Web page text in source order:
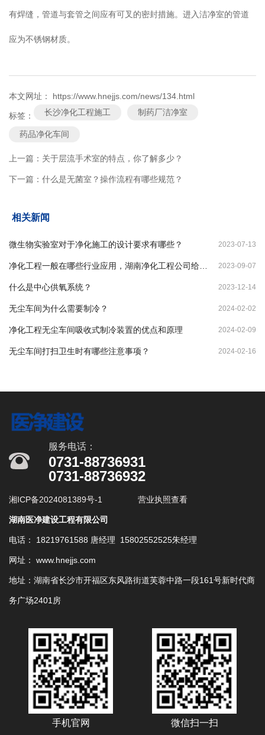
有焊缝，管道与套管之间应有可叉的密封措施。进入洁净室的管道
应为不锈钢材质。
本文网址： https://www.hnejjs.com/news/134.html
标签： 长沙净化工程施工 制药厂洁净室
药品净化车间
上一篇： 关于层流手术室的特点，你了解多少？
下一篇： 什么是无菌室？操作流程有哪些规范？
相关新闻
2023-07-13
微生物实验室对于净化施工的设计要求有哪些？
2023-09-07
净化工程一般在哪些行业应用，湖南净化工程公司给你
答案！ 2023-12-14
什么是中心供氧系统？
2024-02-02
无尘车间为什么需要制冷？
2024-02-09
净化工程无尘车间吸收式制冷装置的优点和原理
2024-02-16
无尘车间打扫卫生时有哪些注意事项？
服务电话：
0731-88736931
0731-88736932
湘ICP备2024081389号-1 营业执照查看
湖南医净建设工程有限公司
电话： 18219761588 唐经理 15802552525朱经理
网址： www.hnejjs.com
地址：湖南省长沙市开福区东风路街道芙蓉中路一段161号新时代商
务广场2401房
手机官网 微信扫一扫